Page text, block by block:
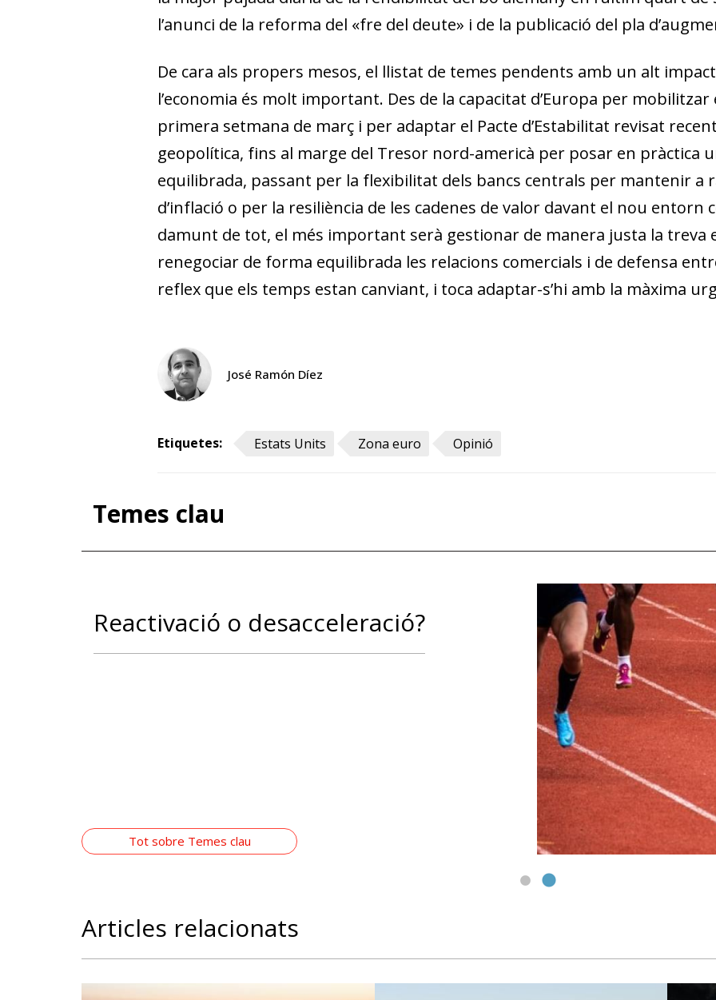
l’anunci de la reforma del «fre del deute» i de la publicació del pla
De cara als propers mesos, el llistat de temes pendents amb un alt
l’economia és molt important. Des de la capacitat d’Europa per
primera setmana de març i per adaptar el Pacte d’Estabilitat revisat
geopolítica, fins al marge del Tresor nord-americà per posar en pràctica
equilibrada, passant per la flexibilitat dels bancs centrals per mantenir a
d’inflació o per la resiliència de les cadenes de valor davant el nou entorn
damunt de tot, el més important serà gestionar de manera justa la treva
renegociar de forma equilibrada les relacions comercials i de defensa
reflex que els temps estan canviant, i toca adaptar-s’hi amb la màxima
José Ramón Díez
Etiquetes: Estats Units Zona euro Opinió
Temes clau
Reactivació o desacceleració?
Tot sobre Temes clau
Articles relacionats